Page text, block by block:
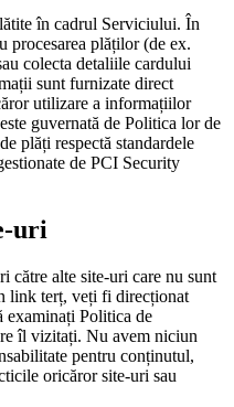
în cadrul Serviciului. În
procesarea plăților (de ex.
colecta detaliile cardului
sunt furnizate direct
utilizare a informațiilor
guvernată de Politica lor de
plăți respectă standardele
de PCI Security
uri
către alte site-uri care nu sunt
link terț, veți fi direcționat
examinați Politica de
îl vizitați. Nu avem niciun
pentru conținutul,
oricăror site-uri sau